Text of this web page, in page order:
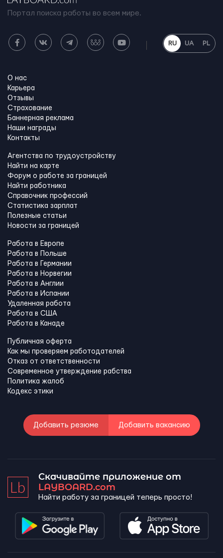
Портал поиска работы во всем мире.
RU UA PL
О нас
Карьера
Отзывы
Страхование
Баннерная реклама
Наши награды
Контакты
Агентства по трудоустройству
Найти на карте
Форум о работе за границей
Найти работника
Справочник профессий
Статистика зарплат
Полезные статьи
Новости за границей
Работа в Европе
Работа в Польше
Работа в Германии
Работа в Норвегии
Работа в Англии
Работа в Испании
Удаленная работа
Работа в США
Работа в Канадe
Публичная оферта
Как мы проверяем работодателей
Отказ от ответственности
Современное утверждение рабства
Политика жалоб
Кодекс этики
Добавить резюме Добавить вакансию
Скачивайте приложение от
LAYBOARD.com
Найти работу за границей теперь просто!